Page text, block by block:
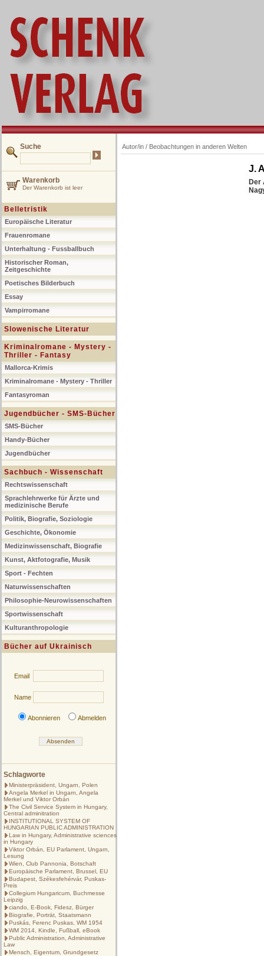
Suche
Warenkorb
Der Warenkorb ist leer
Belletristik
Europäische Literatur
Frauenromane
Unterhaltung - Fussballbuch
Historischer Roman,
Zeitgeschichte
Poetisches Bilderbuch
Essay
Vampirromane
Slowenische Literatur
Kriminalromane - Mystery -
Thriller - Fantasy
Mallorca-Krimis
Kriminalromane - Mystery - Thriller
Fantasyroman
Jugendbücher - SMS-Bücher
SMS-Bücher
Handy-Bücher
Jugendbücher
Sachbuch - Wissenschaft
Rechtswissenschaft
Sprachlehrwerke für Ärzte und
medizinische Berufe
Politik, Biografie, Soziologie
Geschichte, Ökonomie
Medizinwissenschaft, Biografie
Kunst, Aktfotografie, Musik
Sport - Fechten
Naturwissenschaften
Philosophie-Neurowissenschaften
Sportwissenschaft
Kulturanthropologie
Bücher auf Ukrainisch
Email
Name
Abonnieren Abmelden
Schlagworte
Ministerpräsident, Ungarn, Polen
Angela Merkel in Ungarn, Angela
Merkel und Viktor Orbán
The Civil Service System in Hungary,
Central adminitration
INSTITUTIONAL SYSTEM OF
HUNGARIAN PUBLIC ADMINISTRATION
Law in Hungary, Administrative sciences
in Hungary
Viktor Orbán, EU Parlament, Ungarn,
Lesung
Wien, Club Pannonia, Botschaft
Europäische Parlament, Brussel, EU
Budapest, Székesfehérvár, Puskas-
Preis
Collegium Hungaricum, Buchmesse
Leipzig
ciando, E-Book, Fidesz, Bürger
Biografie, Porträt, Staatsmann
Puskás, Ferenc Puskas, WM 1954
WM 2014, Kindle, Fußball, eBook
Public Administration, Administrative
Law
Mensch, Eigentum, Grundgesetz
Autor/in / Beobachtungen in anderen Welten
J.
Der